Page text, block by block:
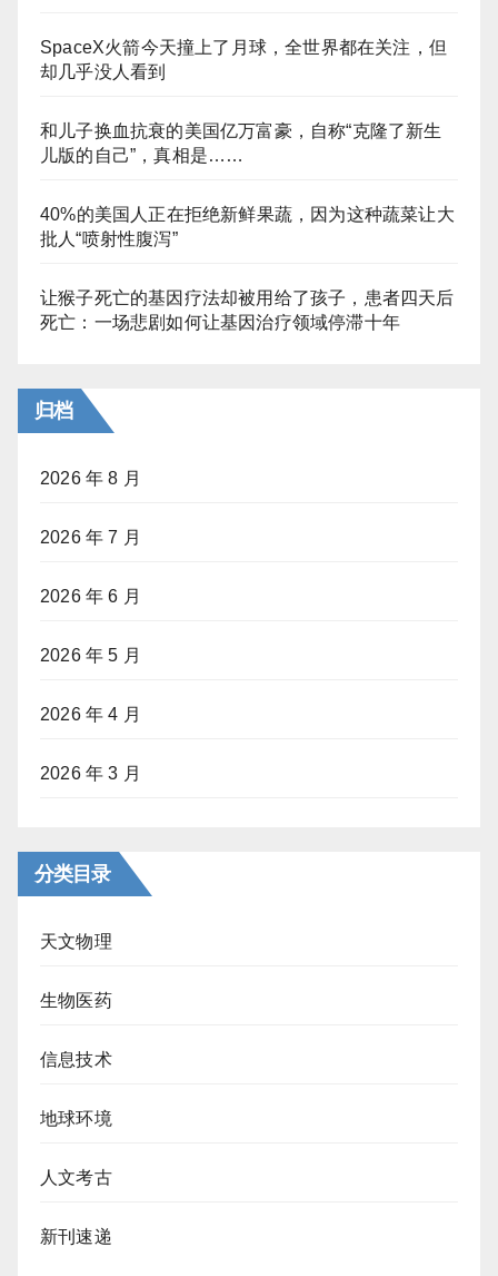
SpaceX火箭今天撞上了月球，全世界都在关注，但
却几乎没人看到
和儿子换血抗衰的美国亿万富豪，自称“克隆了新生
儿版的自己”，真相是……
40%的美国人正在拒绝新鲜果蔬，因为这种蔬菜让大
批人“喷射性腹泻”
让猴子死亡的基因疗法却被用给了孩子，患者四天后
死亡：一场悲剧如何让基因治疗领域停滞十年
归档
2026 年 8 月
2026 年 7 月
2026 年 6 月
2026 年 5 月
2026 年 4 月
2026 年 3 月
分类目录
天文物理
生物医药
信息技术
地球环境
人文考古
新刊速递